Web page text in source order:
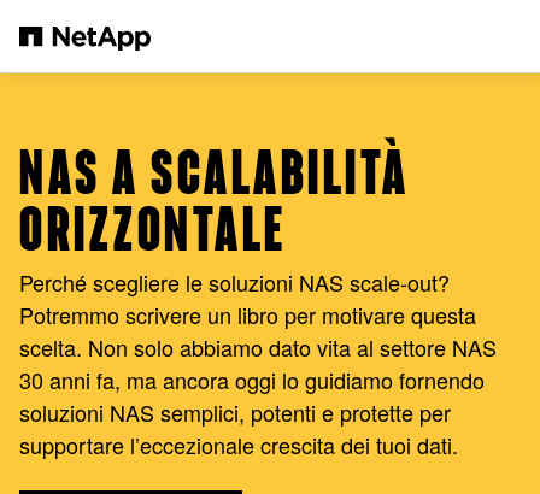
NAS A SCALABILITÀ
ORIZZONTALE
Perché scegliere le soluzioni NAS scale-out?
Potremmo scrivere un libro per motivare questa
scelta. Non solo abbiamo dato vita al settore NAS
30 anni fa, ma ancora oggi lo guidiamo fornendo
soluzioni NAS semplici, potenti e protette per
supportare l’eccezionale crescita dei tuoi dati.